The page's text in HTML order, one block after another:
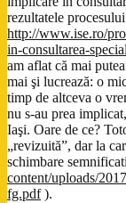
rezultatele
http://www.ise.ro/
in-consultarea-
am aflat că mai
mai şi lucrează: o
timp de altceva o
nu s-au prea
Iaşi. Oare de ce?
„revizuită”, dar la
schimbare
content/uploads/
fg.pdf).